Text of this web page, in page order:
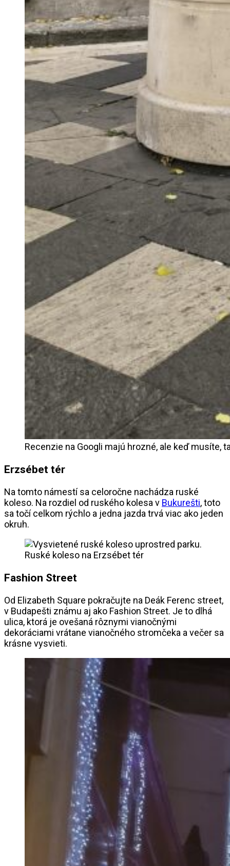
Recenzie na Googli majú hrozné, ale keď musíte,
Erzsébet tér
Na tomto námestí sa celoročne nachádza ruské
koleso. Na rozdiel od ruského kolesa v Bukurešti, toto
sa točí celkom rýchlo a jedna jazda trvá viac ako jeden
okruh.
Ruské koleso na Erzsébet tér
Fashion Street
Od Elizabeth Square pokračujte na Deák Ferenc street,
v Budapešti známu aj ako Fashion Street. Je to dlhá
ulica, ktorá je ovešaná rôznymi vianočnými
dekoráciami vrátane vianočného stromčeka a večer sa
krásne vysvieti.